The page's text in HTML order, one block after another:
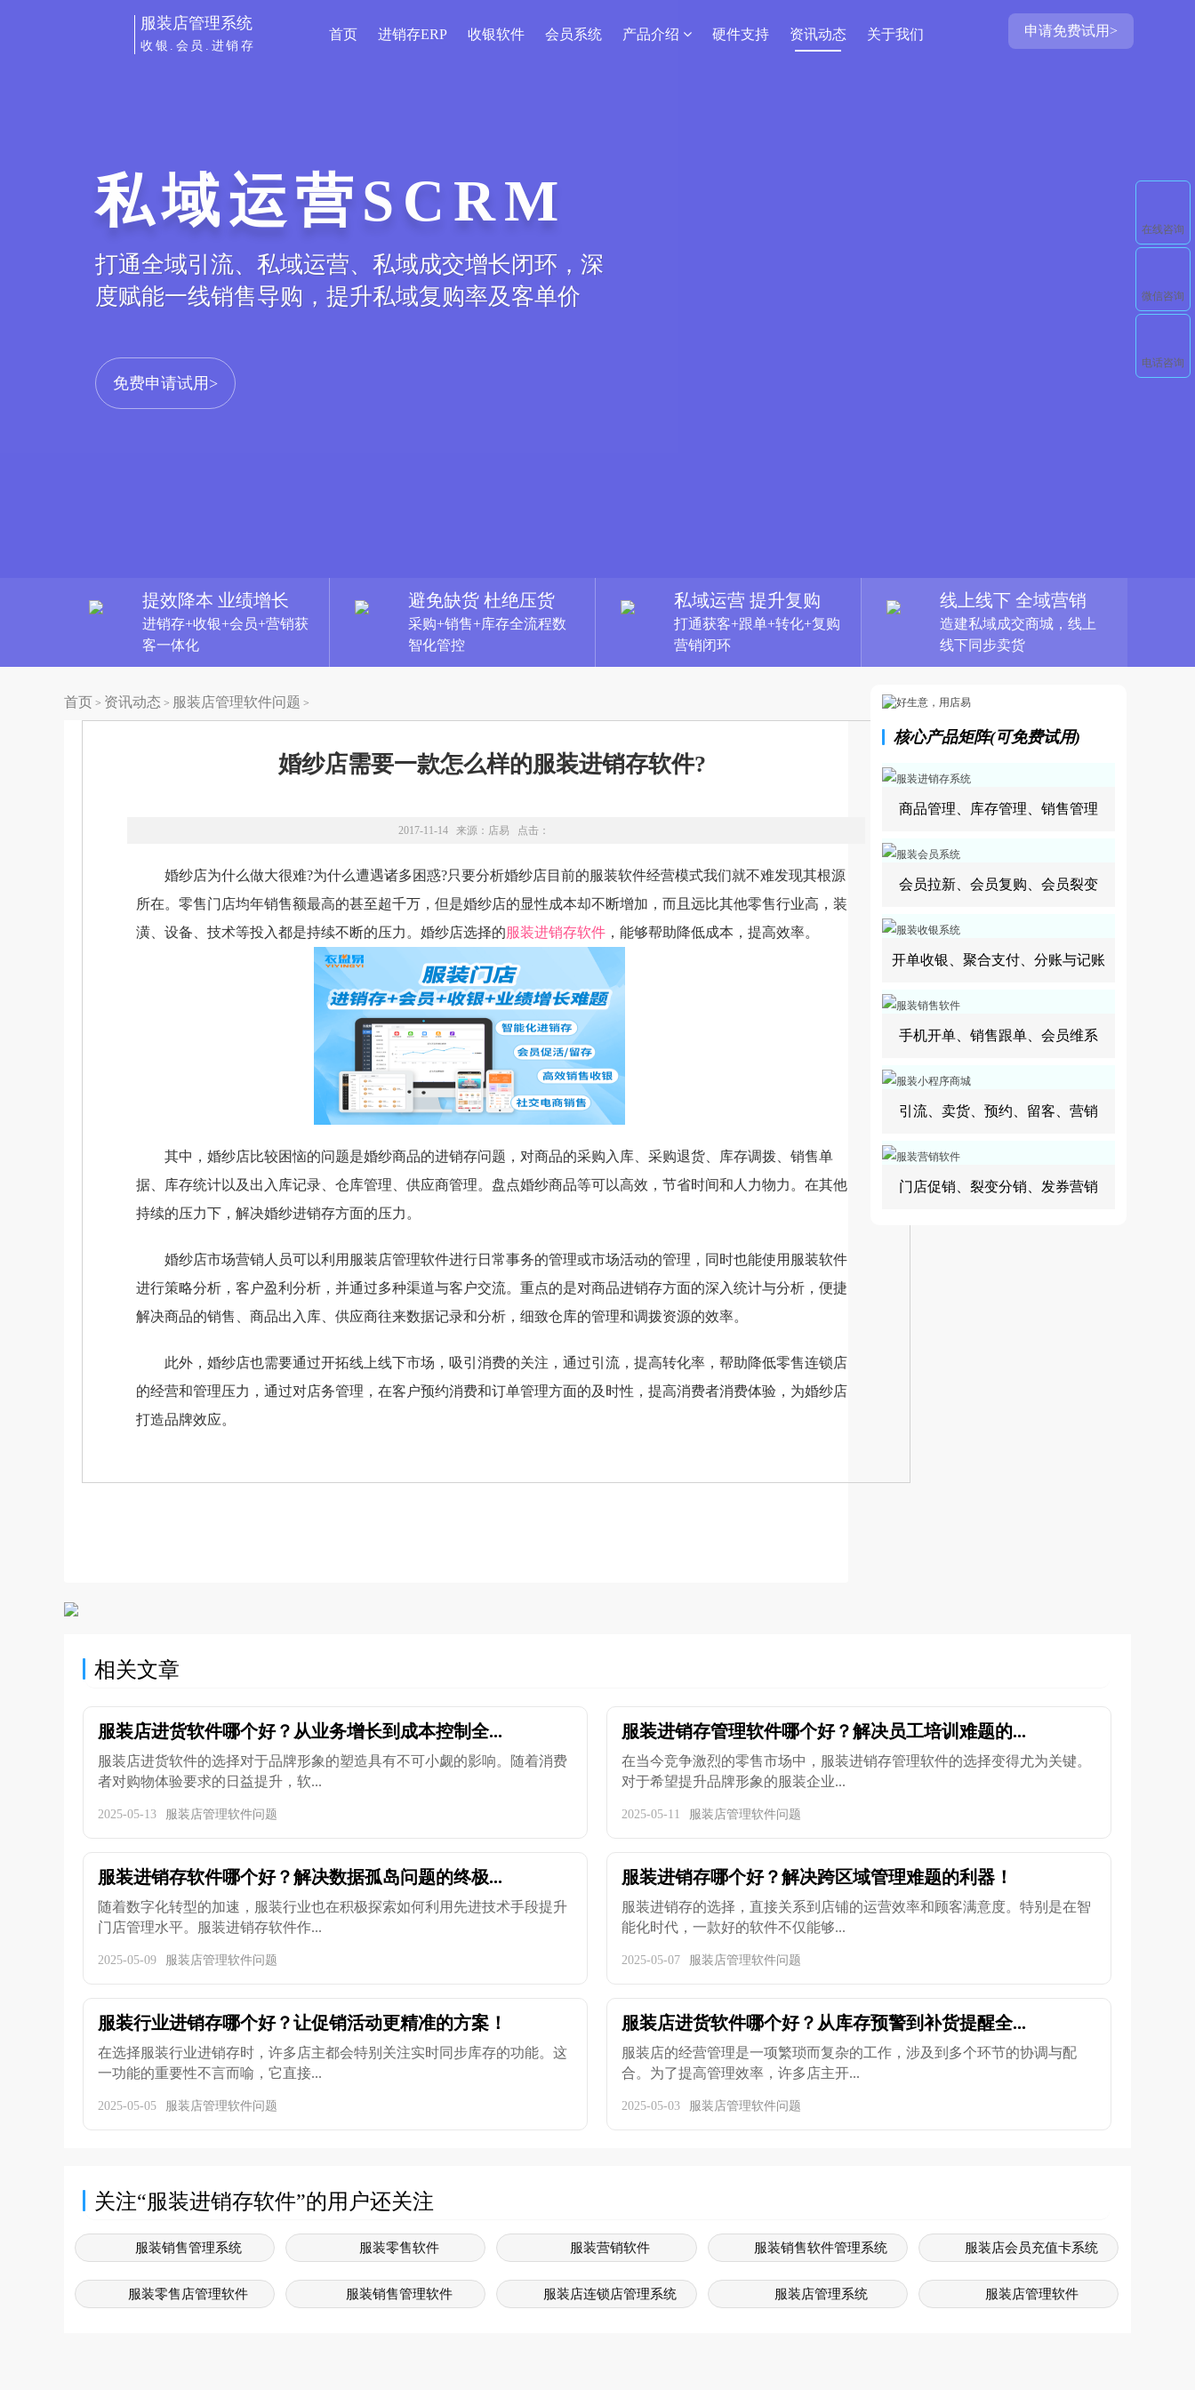
申请免费试用>
服装店管理系统
收银.会员.进销存
首页 进销存ERP 收银软件 会员系统 产品介绍 硬件支持 资讯动态 关于我们
私域运营SCRM
打通全域引流、私域运营、私域成交增长闭环，深
度赋能一线销售导购，提升私域复购率及客单价
免费申请试用>
商城小程序
服装专属小程序电商平台，线上线下商品、会员、
库存、订单等数据实时同步，打造服装新零售o2o
免费申请试用>
提效降本 业绩增长
进销存+收银+会员+营销获
客一体化
避免缺货 杜绝压货
采购+销售+库存全流程数
智化管控
私域运营 提升复购
打通获客+跟单+转化+复购
营销闭环
线上线下 全域营销
造建私域成交商城，线上
线下同步卖货
首页 > 资讯动态 > 服装店管理软件问题 >
婚纱店需要一款怎么样的服装进销存软件?
2017-11-14 来源： 店易 点击：
婚纱店为什么做大很难?为什么遭遇诸多困惑?只要分析婚纱店目前的服装软件经营模式我们就不难发现其根源
所在。零售门店均年销售额最高的甚至超千万，但是婚纱店的显性成本却不断增加，而且远比其他零售行业高，装
潢、设备、技术等投入都是持续不断的压力。婚纱店选择的服装进销存软件 ，能够帮助降低成本，提高效率。
其中，婚纱店比较困恼的问题是婚纱商品的进销存问题，对商品的采购入库、采购退货、库存调拨、销售单
据、库存统计以及出入库记录、仓库管理、供应商管理。盘点婚纱商品等可以高效，节省时间和人力物力。在其他
持续的压力下，解决婚纱进销存方面的压力。
婚纱店市场营销人员可以利用服装店管理软件进行日常事务的管理或市场活动的管理，同时也能使用服装软件
进行策略分析，客户盈利分析，并通过多种渠道与客户交流。​重点的是对商品进销存方面的深入统计与分析，便捷
解决商品的销售、商品出入库、供应商往来数据记录和分析，细致仓库的管理和调拨资源的效率。
此外，婚纱店也需要通过开拓线上线下市场，吸引消费的关注，通过引流，提高转化率，帮助降低零售连锁店
的经营和管理压力，通过对店务管理，在客户预约消费和订单管理方面的及时性，提高消费者消费体验，为婚纱店
打造品牌效应。
核心产品矩阵(可免费试用)
商品管理、库存管理、销售管理
会员拉新、会员复购、会员裂变
开单收银、聚合支付、分账与记账
手机开单、销售跟单、会员维系
引流、卖货、预约、留客、营销
门店促销、裂变分销、发券营销
相关文章
服装店进货软件哪个好？从业务增长到成本控制全...
服装店进货软件的选择对于品牌形象的塑造具有不可小觑的影响。随着消费
者对购物体验要求的日益提升，软...
2025-05-13 服装店管理软件问题
服装进销存管理软件哪个好？解决员工培训难题的...
在当今竞争激烈的零售市场中，服装进销存管理软件的选择变得尤为关键。
对于希望提升品牌形象的服装企业...
2025-05-11 服装店管理软件问题
服装进销存软件哪个好？解决数据孤岛问题的终极...
随着数字化转型的加速，服装行业也在积极探索如何利用先进技术手段提升
门店管理水平。服装进销存软件作...
2025-05-09 服装店管理软件问题
服装进销存哪个好？解决跨区域管理难题的利器！
服装进销存的选择，直接关系到店铺的运营效率和顾客满意度。特别是在智
能化时代，一款好的软件不仅能够...
2025-05-07 服装店管理软件问题
服装行业进销存哪个好？让促销活动更精准的方案！
在选择服装行业进销存时，许多店主都会特别关注实时同步库存的功能。这
一功能的重要性不言而喻，它直接...
2025-05-05 服装店管理软件问题
服装店进货软件哪个好？从库存预警到补货提醒全...
服装店的经营管理是一项繁琐而复杂的工作，涉及到多个环节的协调与配
合。为了提高管理效率，许多店主开...
2025-05-03 服装店管理软件问题
关注“服装进销存软件”的用户还关注
服装销售管理系统 服装零售软件 服装营销软件 服装销售软件管理系统 服装店会员充值卡系统
服装零售店管理软件 服装销售管理软件 服装店连锁店管理系统 服装店管理系统 服装店管理软件
在线咨询
微信咨询
电话咨询